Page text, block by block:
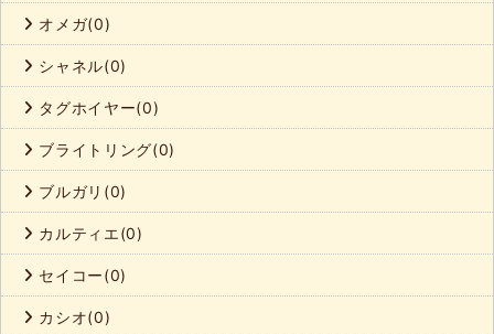
オメガ(0)
シャネル(0)
タグホイヤー(0)
ブライトリング(0)
ブルガリ(0)
カルティエ(0)
セイコー(0)
カシオ(0)